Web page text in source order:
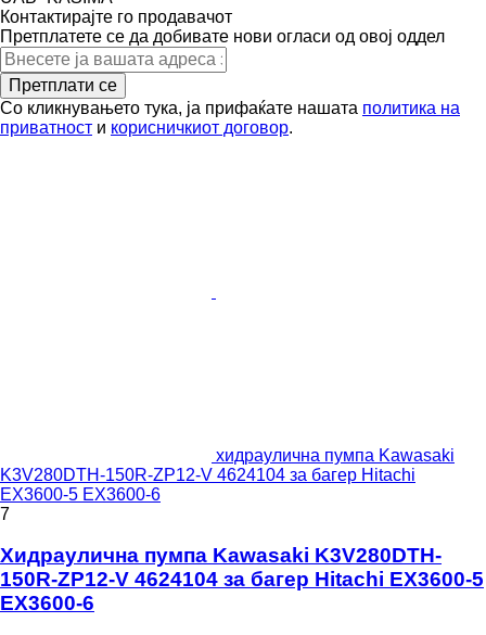
Контактирајте го продавачот
Претплатете се да добивате нови огласи од овој оддел
Претплати се
Со кликнувањето тука, ја прифаќате нашата политика на
приватност и корисничкиот договор.
хидраулична пумпа Kawasaki
K3V280DTH-150R-ZP12-V 4624104 за багер Hitachi
EX3600-5 EX3600-6
7
Хидраулична пумпа Kawasaki K3V280DTH-
150R-ZP12-V 4624104 за багер Hitachi EX3600-5
EX3600-6